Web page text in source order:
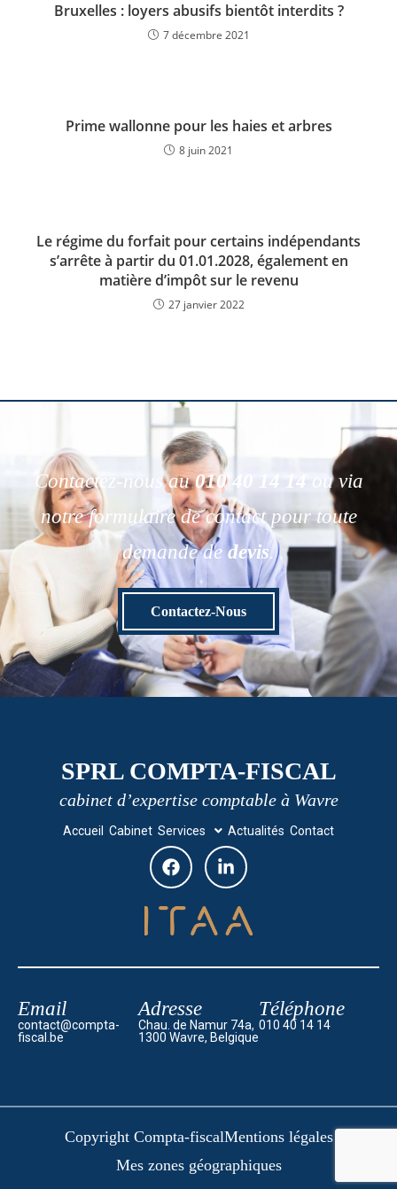
Bruxelles : loyers abusifs bientôt interdits ?
7 décembre 2021
Prime wallonne pour les haies et arbres
8 juin 2021
Le régime du forfait pour certains indépendants
s’arrête à partir du 01.01.2028, également en
matière d’impôt sur le revenu
27 janvier 2022
Contactez-nous au010 40 14 14
ou via
notre formulaire de contact pour toute
demande de devis.
Contactez-Nous
SPRL COMPTA-FISCAL
cabinet d’expertise comptable à Wavre
Accueil Cabinet Services Actualités Contact
Email
contact@compta-
fiscal.be
Adresse
Chau. de Namur 74a,
1300 Wavre, Belgique
Téléphone
010 40 14 14
Copyright Compta-fiscalMentions légales
Mes zones géographiques